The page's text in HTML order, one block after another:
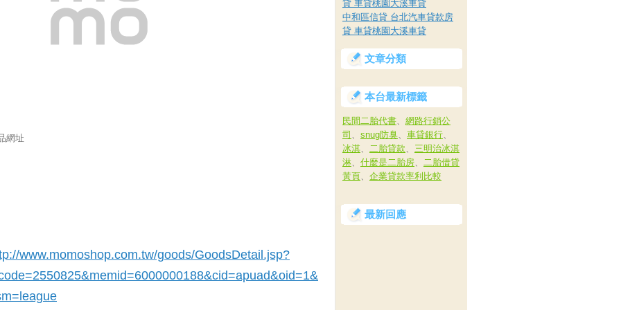
網址
www.momoshop.com.tw/goods/GoodsDetail.jsp?
&memid=6000000188&cid=apuad&oid=1&
貸 車貸桃園大溪車貸
中和區信貸 台北汽車貸款房
貸 車貸桃園大溪車貸
文章分類
本台最新標籤
民間二胎代書、 網路行銷公
司 、 snug防臭、 車貸銀行、
冰淇、 二胎貸款、 三明治冰淇
淋、 什麼是二胎房、 二胎借貸
黃頁、 企業貸款率利比較
最新回應